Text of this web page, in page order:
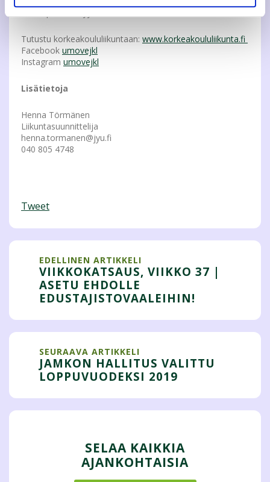
Tutustu korkeakoululiikuntaan: www.korkeakoululiikunta.fi
Facebook umovejkl
Instagram umovejkl
Lisätietoja
Henna Törmänen
Liikuntasuunnittelija
henna.tormanen@jyu.fi
040 805 4748
Tweet
EDELLINEN ARTIKKELI
VIIKKOKATSAUS, VIIKKO 37 |
ASETU EHDOLLE
EDUSTAJISTOVAALEIHIN!
SEURAAVA ARTIKKELI
JAMKON HALLITUS VALITTU
LOPPUVUODEKSI 2019
SELAA KAIKKIA
AJANKOHTAISIA